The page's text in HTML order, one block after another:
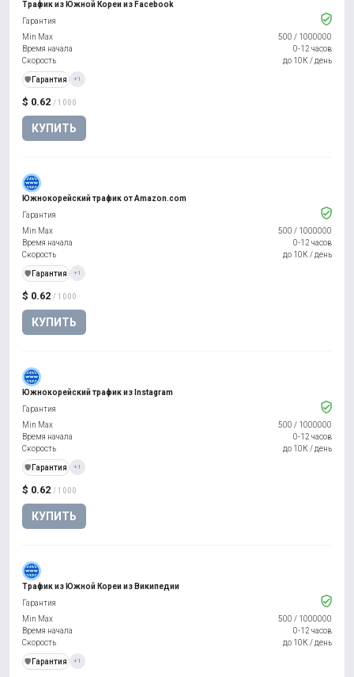
Трафик из Южной Кореи из Facebook
$ 0.62 / 1000
КУПИТЬ
Гарантия
Min Max
500 / 1000000
Время начала
0-12 часов
Скорость
до 10К / день
️🛡️ Гарантия +1
Южнокорейский трафик от Amazon.com
$ 0.62 / 1000
КУПИТЬ
Гарантия
Min Max
500 / 1000000
Время начала
0-12 часов
Скорость
до 10К / день
️🛡️ Гарантия +1
Южнокорейский трафик из Instagram
$ 0.62 / 1000
КУПИТЬ
Гарантия
Min Max
500 / 1000000
Время начала
0-12 часов
Скорость
до 10К / день
️🛡️ Гарантия +1
Трафик из Южной Кореи из Википедии
Гарантия
Min Max
500 / 1000000
Время начала
0-12 часов
Скорость
до 10К / день
️🛡️ Гарантия +1